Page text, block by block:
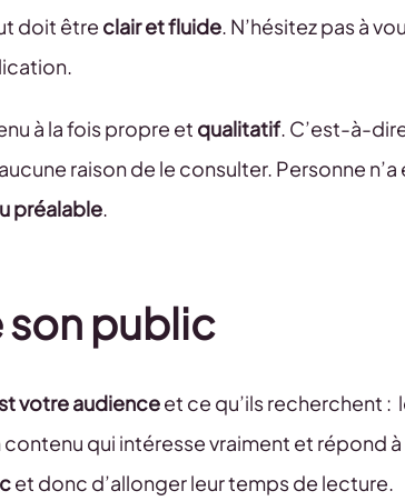
doit être clair et fluide. N’hésitez pas à
à la fois propre et qualitatif. C’est-à-
raison de le consulter. Personne
préalable.
public
votre audienceet ce qu’ils recherchent :
qui intéresse vraiment et répond
et donc d’allonger leur temps de lecture.